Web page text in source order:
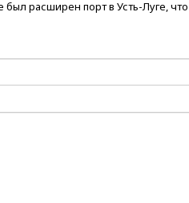
расширен порт в Усть-Луге,